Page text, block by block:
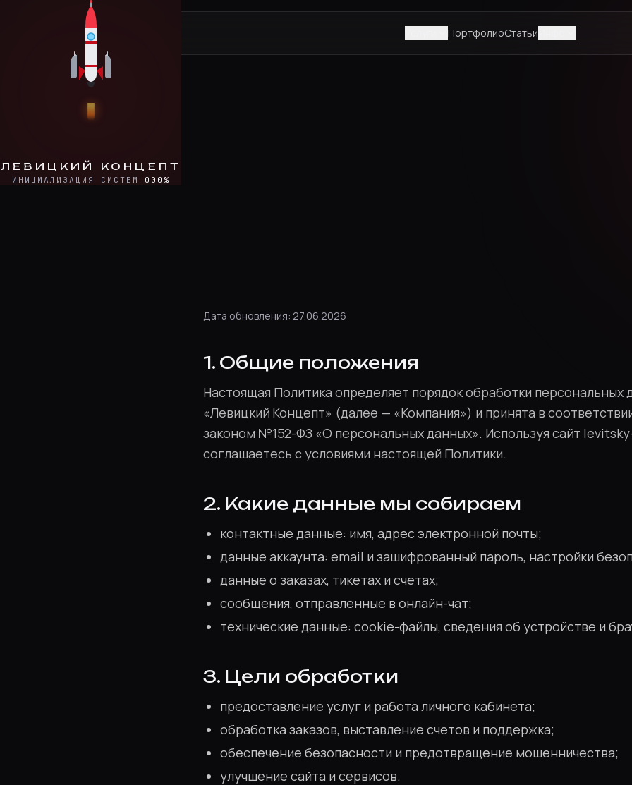
Перейти к содержимому
ЛЕВИЦКИЙ КОНЦЕПТ
ИНИЦИАЛИЗАЦИЯ СИСТЕМ 000 %
Левицкий Концепт ПортфолиоСтатьи
Дата обновления: 27.06.2026
1. Общие положения
Настоящая Политика определяет порядок обработки
«Левицкий Концепт» (далее — «Компания») и принята в
законом №152-ФЗ «О персональных данных». Используя сайт
соглашаетесь с условиями настоящей Политики.
2. Какие данные мы собираем
контактные данные: имя, адрес электронной почты;
данные аккаунта: email и зашифрованный пароль, настройки
данные о заказах, тикетах и счетах;
сообщения, отправленные в онлайн-чат;
технические данные: cookie-файлы, сведения об устройстве и
3. Цели обработки
предоставление услуг и работа личного кабинета;
обработка заказов, выставление счетов и поддержка;
обеспечение безопасности и предотвращение мошенничества;
улучшение сайта и сервисов.